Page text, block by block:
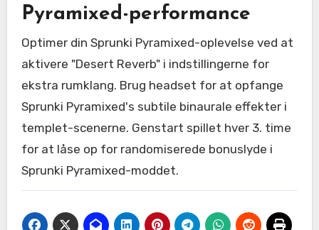
Pyramixed-performance
Optimer din Sprunki Pyramixed-oplevelse ved at
aktivere "Desert Reverb" i indstillingerne for
ekstra rumklang. Brug headset for at opfange
Sprunki Pyramixed's subtile binaurale effekter i
templet-scenerne. Genstart spillet hver 3. time
for at låse op for randomiserede bonuslyde i
Sprunki Pyramixed-moddet.